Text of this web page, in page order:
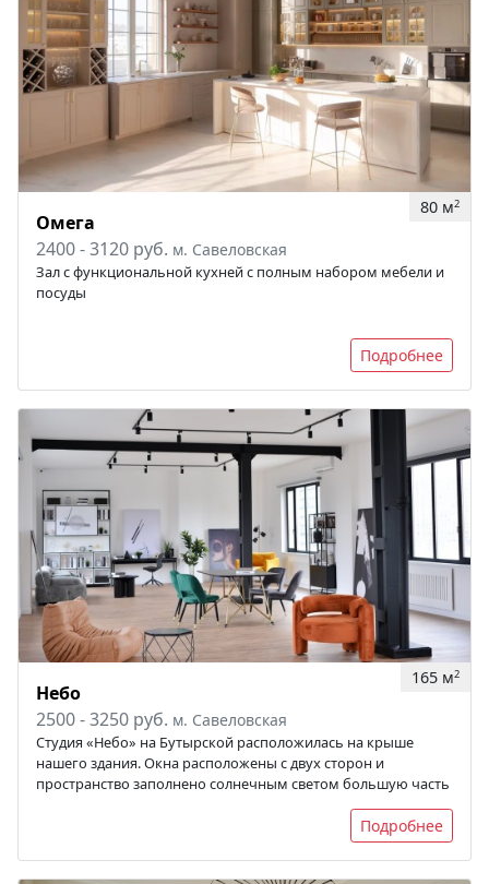
80 м2
Омега
2400 - 3120 руб. м. Савеловская
Зал c функциональной кухней с полным набором мебели и
посуды
Подробнее
165 м2
Небо
2500 - 3250 руб. м. Савеловская
Студия «Небо» на Бутырской расположилась на крыше
нашего здания. Окна расположены с двух сторон и
пространство заполнено солнечным светом большую часть
Подробнее